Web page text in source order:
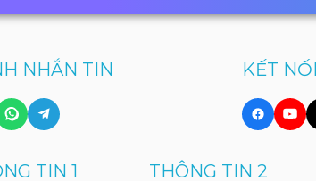
NHẮN TIN KẾT
TIN 1 THÔNG TIN 2